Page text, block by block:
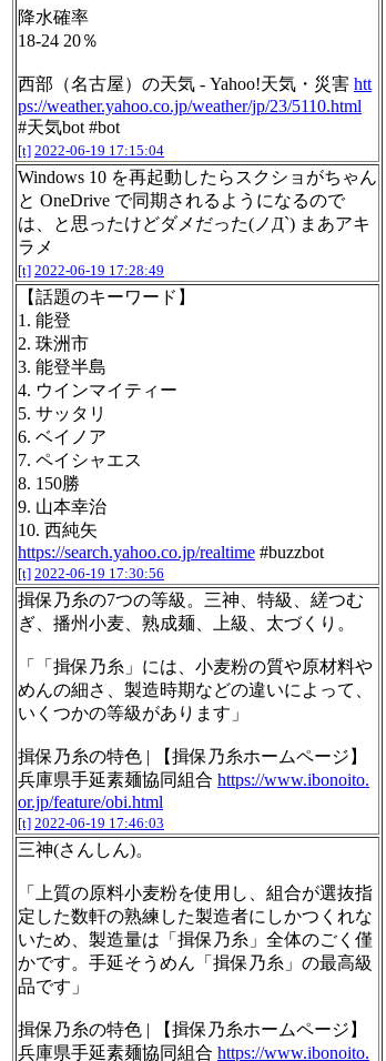
降水確率
18-24 20％
西部（名古屋）の天気 - Yahoo!天気・災害 htt
ps://weather.yahoo.co.jp/weather/jp/23/5110.html
#天気bot #bot
[t] 2022-06-19 17:15:04
Windows 10 を再起動したらスクショがちゃん
と OneDrive で同期されるようになるので
は、と思ったけどダメだった(ノД`) まあアキ
ラメ
[t] 2022-06-19 17:28:49
【話題のキーワード】
1. 能登
2. 珠洲市
3. 能登半島
4. ウインマイティー
5. サッタリ
6. ベイノア
7. ペイシャエス
8. 150勝
9. 山本幸治
10. 西純矢
https://search.yahoo.co.jp/realtime #buzzbot
[t] 2022-06-19 17:30:56
揖保乃糸の7つの等級。三神、特級、縒つむ
ぎ、播州小麦、熟成麺、上級、太づくり。
「「揖保乃糸」には、小麦粉の質や原材料や
めんの細さ、製造時期などの違いによって、
いくつかの等級があります」
揖保乃糸の特色 | 【揖保乃糸ホームページ】
兵庫県手延素麺協同組合 https://www.ibonoito.
or.jp/feature/obi.html
[t] 2022-06-19 17:46:03
三神(さんしん)。
「上質の原料小麦粉を使用し、組合が選抜指
定した数軒の熟練した製造者にしかつくれな
いため、製造量は「揖保乃糸」全体のごく僅
かです。手延そうめん「揖保乃糸」の最高級
品です」
揖保乃糸の特色 | 【揖保乃糸ホームページ】
兵庫県手延素麺協同組合 https://www.ibonoito.